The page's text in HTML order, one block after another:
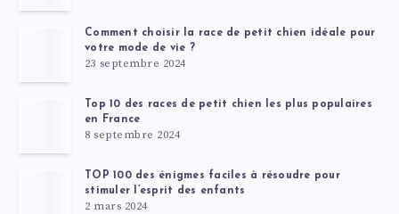
Comment choisir la race de petit chien idéale pour
votre mode de vie ?
23 septembre 2024
Top 10 des races de petit chien les plus populaires
en France
8 septembre 2024
TOP 100 des énigmes faciles à résoudre pour
stimuler l’esprit des enfants
2 mars 2024